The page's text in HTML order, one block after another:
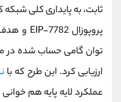
ثابت، به پایداری کلی
‌توان گامی حساب‌ شده در
ارزیابی کرد. این طرح که با
عملکرد لایه پایه هم‌